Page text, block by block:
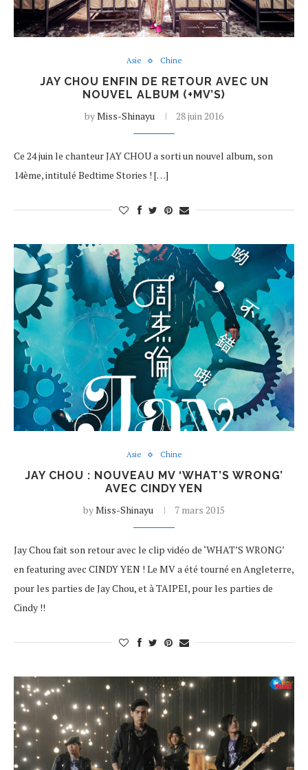
Asie Chine
JAY CHOU ENFIN DE RETOUR AVEC UN
NOUVEL ALBUM (+MV’S)
byMiss-Shinayu 28 juin 2016
Ce 24 juin le chanteur JAY CHOU a sorti un nouvel album, son
14ème, intitulé Bedtime Stories ! […]
Asie Chine
JAY CHOU : NOUVEAU MV ‘WHAT’S WRONG’
AVEC CINDY YEN
byMiss-Shinayu 7 mars 2015
Jay Chou fait son retour avec le clip vidéo de ‘WHAT’S WRONG’
en featuring avec CINDY YEN ! Le MV a été tourné en Angleterre,
pour les parties de Jay Chou, et à TAIPEI, pour les parties de
Cindy !!